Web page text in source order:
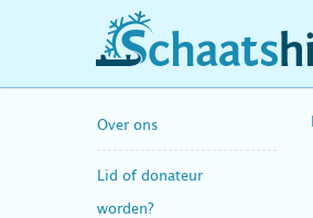
schaatshistorie.nl
Over ons
Lid of donateur
worden?